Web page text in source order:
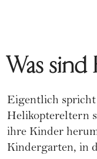
Was
Eigentlich
Helikoptereltern
ihre Kinder
Kindergarten, in